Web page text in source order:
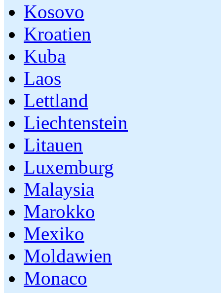
Kosovo
Kroatien
Kuba
Laos
Lettland
Liechtenstein
Litauen
Luxemburg
Malaysia
Marokko
Mexiko
Moldawien
Monaco